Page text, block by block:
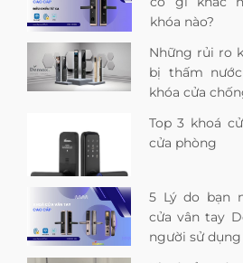
khóa nào?
Những rủi ro
bị thấm
khóa cửa
Top 3 khoá
cửa phòng
5 Lý do bạn
cửa vân tay
người sử dụng